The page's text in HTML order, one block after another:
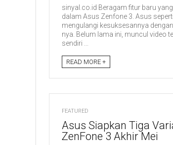
sinyal.co.id Beragam fitur baru
dalam Asus Zenfone 3. Asus
mengulangi kesuksesannya
nya. Belum lama ini, muncul video
sendiri ...
READ MORE +
FEATURED
Asus Siapkan Tiga
ZenFone 3 Akhir Mei